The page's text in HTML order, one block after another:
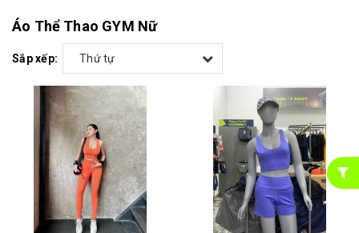
Áo Thể Thao GYM Nữ
Sắp xếp: Thứ tự